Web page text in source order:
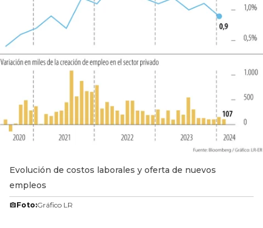
Evolución de costos laborales y oferta de nuevos
empleos
Foto:Gráfico LR